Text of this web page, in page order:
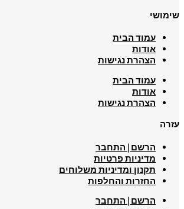
שימושי
עמוד הבית
אודות
הצהרת נגישות
עמוד הבית
אודות
הצהרת נגישות
עזרה
הרשם | התחבר
מדיניות פרטיות
תקנון ומדיניות משלוחים
החזרות והחלפות
הרשם | התחבר